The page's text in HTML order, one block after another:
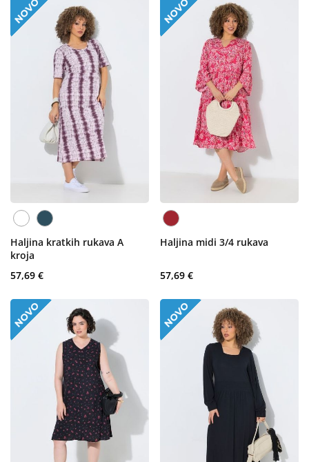
Haljina kratkih rukava A
kroja
57,69 €
Haljina midi 3/4 rukava
57,69 €